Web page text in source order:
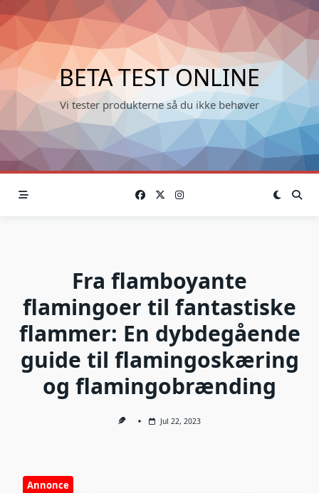
Skip
to
content
BETA TEST ONLINE
Vi tester produkterne så du ikke behøver
Fra flamboyante
flamingoer til fantastiske
flammer: En dybdegående
guide til flamingoskæring
og flamingobrænding
Jul 22, 2023
Annonce